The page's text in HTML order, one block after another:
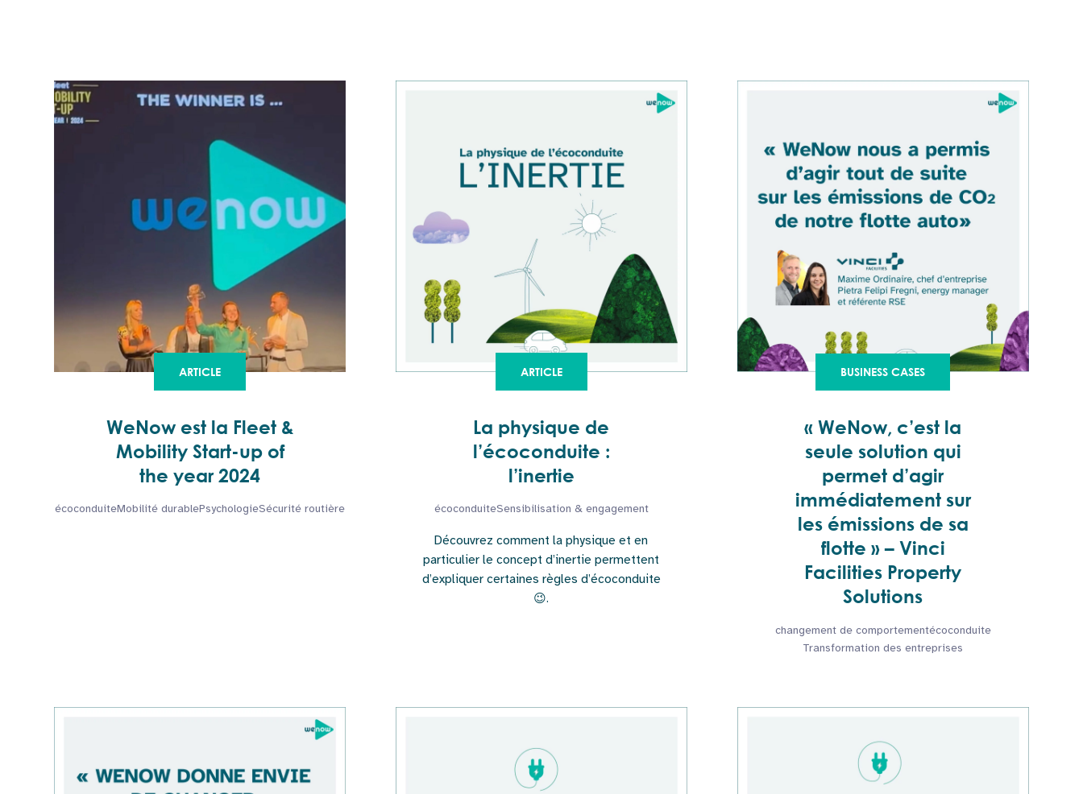
ARTICLE
WeNow est la Fleet &
Mobility Start-up of
the year 2024
écoconduiteMobilité durablePsychologieSécurité routière
ARTICLE
La physique de
l’écoconduite :
l’inertie
écoconduiteSensibilisation & engagement
Découvrez comment la physique et en
particulier le concept d’inertie permettent
d’expliquer certaines règles d’écoconduite
😉.
BUSINESS CASES
« WeNow, c’est la
seule solution qui
permet d’agir
immédiatement sur
les émissions de sa
flotte » – Vinci
Facilities Property
Solutions
changement de comportementécoconduite
Transformation des entreprises